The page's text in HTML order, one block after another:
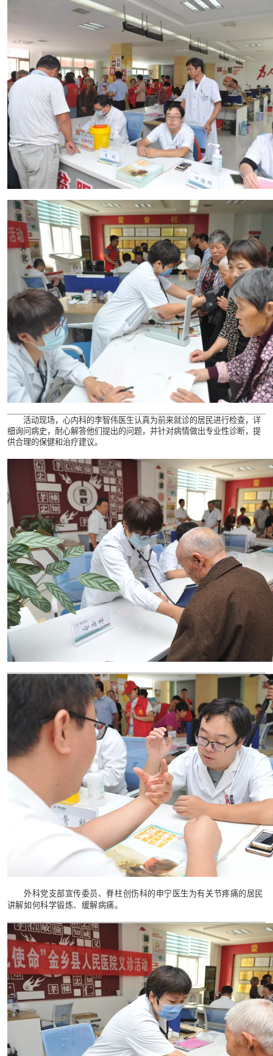
活动现场，心内科的李智伟医生认真为前来就诊的居民进行检查，详
细询问病史，耐心解答他们提出的问题，并针对病情做出专业性诊断，提
供合理的保健和治疗建议。
外科党支部宣传委员、脊柱创伤科的申宁医生为有关节疼痛的居民
讲解如何科学锻炼、缓解病痛。